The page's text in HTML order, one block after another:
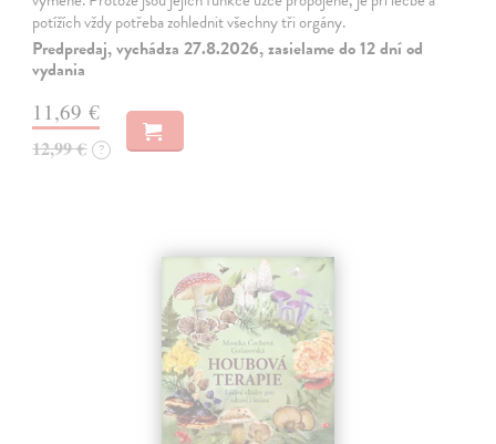
potížích vždy potřeba zohlednit všechny tři orgány.
Predpredaj, vychádza 27.8.2026, zasielame do 12 dní od
vydania
11,69 €
12,99 € ?